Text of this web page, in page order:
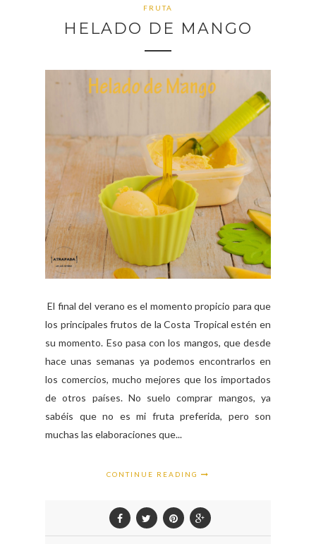
FRUTA
HELADO DE MANGO
El final del verano es el momento propicio para que
los principales frutos de la Costa Tropical estén en
su momento. Eso pasa con los mangos, que desde
hace unas semanas ya podemos encontrarlos en
los comercios, mucho mejores que los importados
de otros países. No suelo comprar mangos, ya
sabéis que no es mi fruta preferida, pero son
muchas las elaboraciones que...
CONTINUE READING